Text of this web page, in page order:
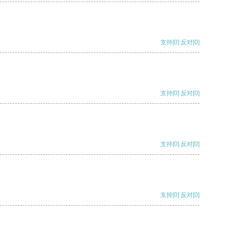
支持[0] 反对[0]
支持[0] 反对[0]
支持[0] 反对[0]
支持[0] 反对[0]